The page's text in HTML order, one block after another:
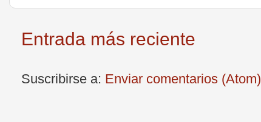
Entrada más reciente
Suscribirse a: Enviar comentarios (Atom)